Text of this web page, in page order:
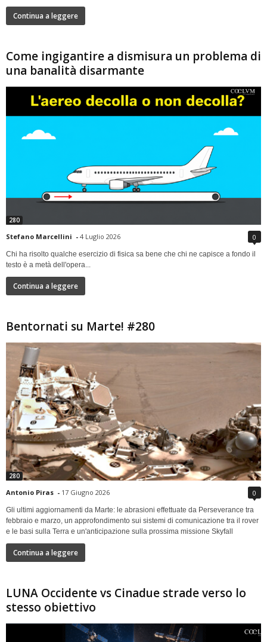
Continua a leggere
Come ingigantire a dismisura un problema di
una banalità disarmante
280
Stefano Marcellini - 4 Luglio 2026 0
Chi ha risolto qualche esercizio di fisica sa bene che chi ne capisce a fondo il
testo è a metà dell'opera...
Continua a leggere
Bentornati su Marte! #280
280
Antonio Piras - 17 Giugno 2026 0
Gli ultimi aggiornamenti da Marte: le abrasioni effettuate da Perseverance tra
febbraio e marzo, un approfondimento sui sistemi di comunicazione tra il rover
e le basi sulla Terra e un'anticipazione sulla prossima missione Skyfall
Continua a leggere
LUNA Occidente vs Cinadue strade verso lo
stesso obiettivo